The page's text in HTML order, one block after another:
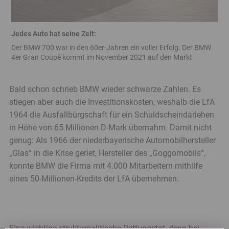
Jedes Auto hat seine Zeit:
Der BMW 700 war in den 60er-Jahren ein voller Erfolg. Der BMW
4er Gran Coupé kommt im November 2021 auf den Markt
Bald schon schrieb BMW wieder schwarze Zahlen. Es
stiegen aber auch die Investitionskosten, weshalb die LfA
1964 die Ausfallbürgschaft für ein Schuldscheindarlehen
in Höhe von 65 Millionen D-Mark übernahm. Damit nicht
genug: Als 1966 der niederbayerische Automobilhersteller
„Glas“ in die Krise geriet, Hersteller des „Goggomobils“,
konnte BMW die Firma mit 4.000 Mitarbeitern mithilfe
eines 50-Millionen-Kredits der LfA übernehmen.